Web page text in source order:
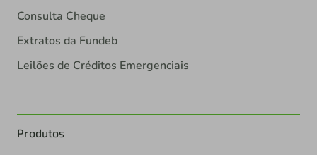
Consulta Cheque
Extratos da Fundeb
Leilões de Créditos Emergenciais
Produtos